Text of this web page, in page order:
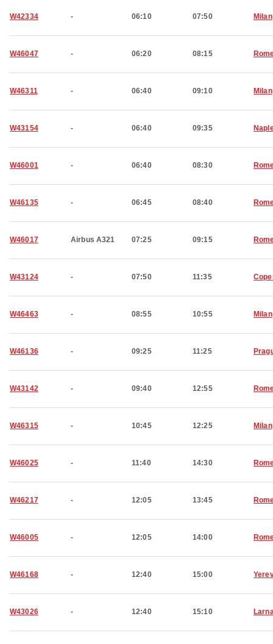
W42334 - 06:10 07:50 Milan
W46047 - 06:20 08:15
W46311 - 06:40 09:10 Milan
W43154 - 06:40 09:35
W46001 - 06:40 08:30
W46135 - 06:45 08:40
W46017 Airbus A321 07:25 09:15
W43124 - 07:50 11:35
W46463 - 08:55 10:55 Milan
W46136 - 09:25 11:25
W43142 - 09:40 12:55
W46315 - 10:45 12:25 Milan
W46025 - 11:40 14:30
W46217 - 12:05 13:45
W46005 - 12:05 14:00
W46168 - 12:40 15:00
W43026 - 12:40 15:10